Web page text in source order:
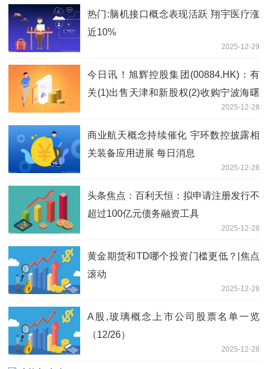
热门:脑机接口概念表现活跃 翔宇医疗涨
近10%
2025-12-29
今日讯！旭辉控股集团(00884.HK)：有
关(1)出售天津和新股权(2)收购宁波海曙
兴礼股权的须予披露交易内容摘要2025-12-28
商业航天概念持续催化 宇环数控披露相
关装备应用进展 每日消息
2025-12-28
头条焦点：百利天恒：拟申请注册发行不
超过100亿元债务融资工具
2025-12-28
黄金期货和TD哪个投资门槛更低？|焦点
滚动
2025-12-28
A股,玻璃概念上市公司股票名单一览
（12/26）
2025-12-28